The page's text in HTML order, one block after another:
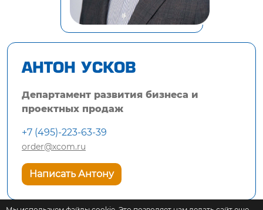
АНТОН УСКОВ
Департамент развития бизнеса и
проектных продаж
+7 (495)-223-63-39
order@xcom.ru
Написать Антону